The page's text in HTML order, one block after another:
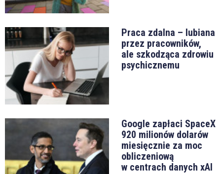
Praca zdalna – lubiana
przez pracowników,
ale szkodząca zdrowiu
psychicznemu
Google zapłaci SpaceX
920 milionów dolarów
miesięcznie za moc
obliczeniową
w centrach danych xAI